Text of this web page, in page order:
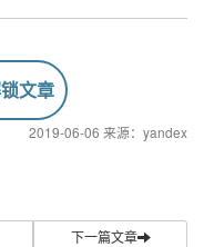
文章
2019-06-06 来源：yandex
下一篇文章